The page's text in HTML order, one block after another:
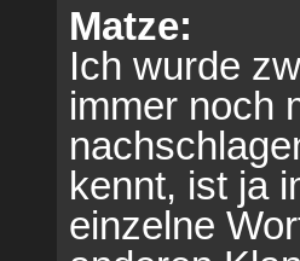
Matze:
Ich wurde
immer noch
kennt, ist ja
einzelne